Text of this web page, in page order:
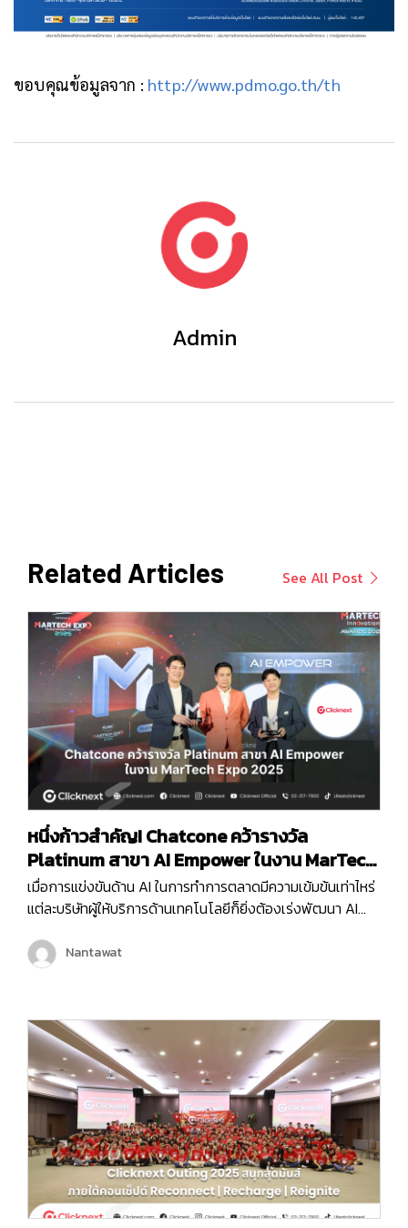
ขอบคุณข้อมูลจาก : http://www.pdmo.go.th/th
Admin
Related Articles See All Post
หนึ่งก้าวสำคัญ! Chatcone คว้ารางวัล
Platinum สาขา AI Empower ในงาน MarTech
Expo 2025
เมื่อการแข่งขันด้าน AI ในการทำการตลาดมีความเข้มข้นเท่าไหร่
แต่ละบริษัทผู้ให้บริการด้านเทคโนโลยีก็ยิ่งต้องเร่งพัฒนา AI
ขึ้น และครั้งนี้ถือเป็นอีกหนึ่งก้าวสำคัญของบริษัท คลิกเน็กซ์
เทคโนโลยี จำกัด เพราะ Chatcone ของเรา คว้ารางวัล AI
Nantawat